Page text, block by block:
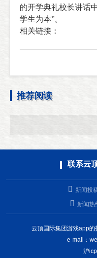
的开学典礼校长讲话
学生为本”。
相关链接：
推荐阅读
联系云
新闻投
新闻
云顶国际集团游戏app
e-mail：
沪